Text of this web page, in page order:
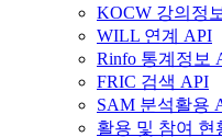
KOCW 강의정
WILL 연계 API
Rinfo 통계정보
FRIC 검색 API
SAM 분석활용
활용 및 참여 현